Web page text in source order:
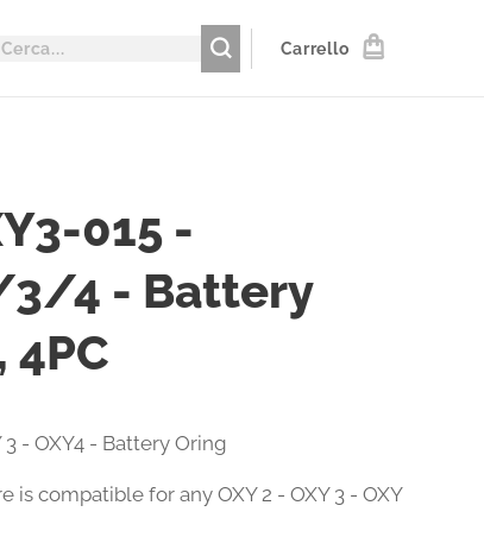
Carrello
015 -
3/4 - Battery
4PC
3 - OXY4 - Battery Oring
is compatible for any OXY 2 - OXY 3 - OXY